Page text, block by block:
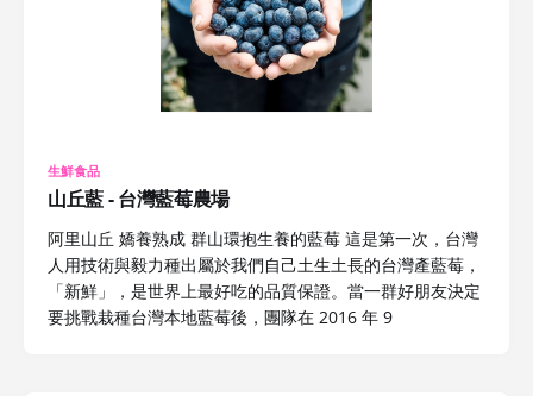
生鮮食品
山丘藍 - 台灣藍莓農場
阿里山丘 嬌養熟成 群山環抱生養的藍莓 這是第一次，台灣
人用技術與毅力種出屬於我們自己土生土長的台灣產藍莓，
「新鮮」，是世界上最好吃的品質保證。當一群好朋友決定
要挑戰栽種台灣本地藍莓後，團隊在 2016 年 9